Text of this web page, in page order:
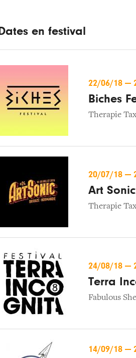
Dates en festival
22/06/18 —
Biches
Therapie
20/07/18 —
Art Sonic
Therapie
24/08/18 —
Terra
Fabulous
14/09/18 —